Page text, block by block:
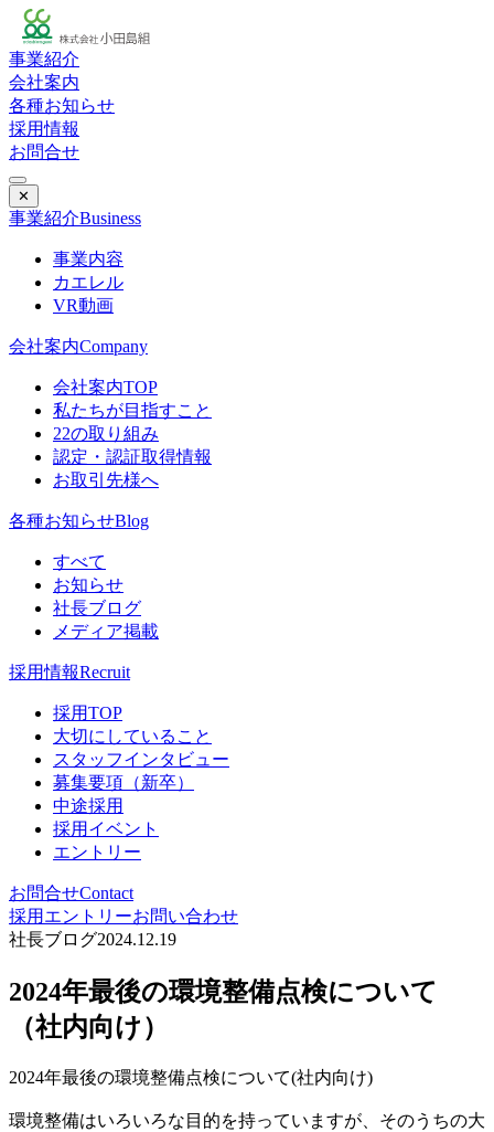
事業紹介
会社案内
各種お知らせ
採用情報
お問合せ
✕
事業紹介Business
事業内容
カエレル
VR動画
会社案内Company
会社案内TOP
私たちが目指すこと
22の取り組み
認定・認証取得情報
お取引先様へ
各種お知らせBlog
すべて
お知らせ
社長ブログ
メディア掲載
採用情報Recruit
採用TOP
大切にしていること
スタッフインタビュー
募集要項（新卒）
中途採用
採用イベント
エントリー
お問合せContact
採用エントリーお問い合わせ
社長ブログ2024.12.19
2024年最後の環境整備点検について
（社内向け）
2024年最後の環境整備点検について(社内向け)
環境整備はいろいろな目的を持っていますが、そのうちの大